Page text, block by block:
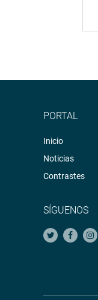
PORTAL
Inicio
Noticias
Contrastes
SÍGUENOS